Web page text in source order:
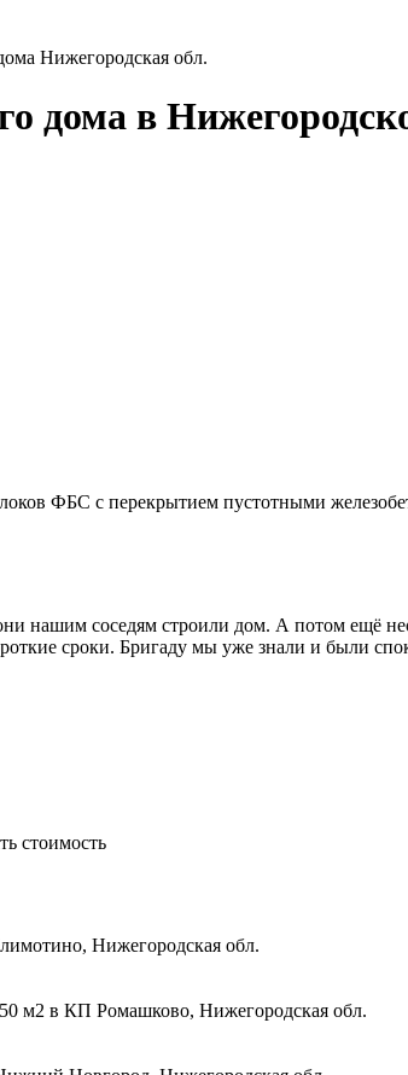
Нижегородская обл.
дома в
ФБС с перекрытием пустотными
нашим соседям строили дом. А потом ещё
сроки. Бригаду мы уже знали и были
стоимость
Нижегородская обл.
м2 в КП Ромашково, Нижегородская обл.